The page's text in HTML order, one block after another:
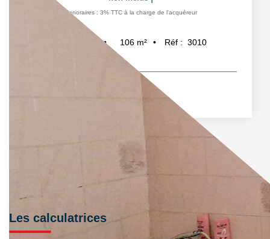
Honoraires : 3% TTC à la charge de l'acquéreur
106 m² Réf : 3010
Les calculatrices